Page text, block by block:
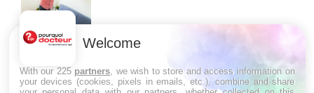
Drépanocytose : une déformation des
globules rouges aux conséquences
Welcome
With our 225 partners , we wish to store and access information on
your devices (cookies, pixels in emails, etc.), combine and share